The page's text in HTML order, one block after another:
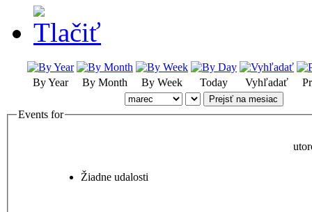
By Year By Month By Week Today Vyhľadať
Prejsť na mesiac
Events for
Žiadne udalosti